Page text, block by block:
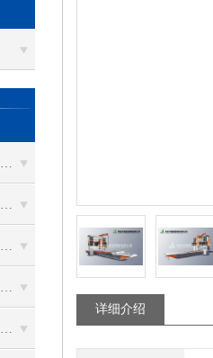
龙门铣床的工作精度受哪些因素影响？
动梁式数控龙门铣床凭借高刚性动梁结构，大幅提升大尺寸复杂零件的加工精度与稳定性
降低设备损耗：动梁式数控龙门铣床的日常保养要点与故障排查指南
处理龙门铣床冷却与润滑系统泄漏故障的实用方法
龙门铣床的工作台运动原理与高精度定位技术
详细介绍